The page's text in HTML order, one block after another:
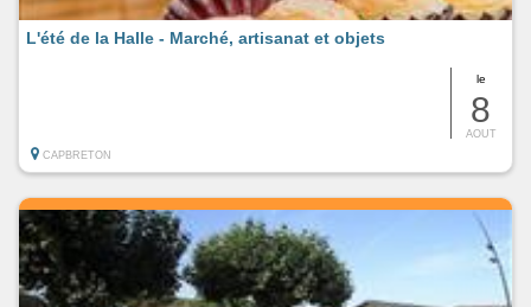
le
8
AOUT
L'été de la Halle - Marché, artisanat et objets
CAPBRETON